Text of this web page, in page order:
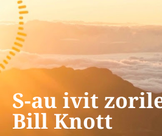
S-au ivit
Bill Knott